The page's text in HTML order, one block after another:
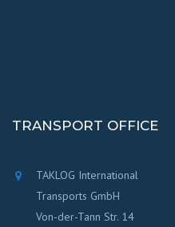
TRANSPORT OFFICE
TAKLOG International
Transports GmbH
Von-der-Tann Str. 14